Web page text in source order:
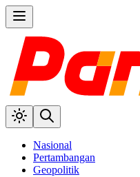
Nasional
Pertambangan
Geopolitik